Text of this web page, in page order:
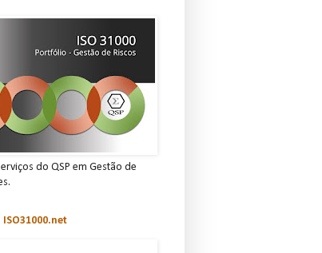
do QSP em Gestão de
ISO31000.net